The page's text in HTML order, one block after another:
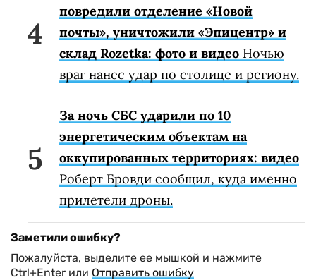
повредили отделение «Новой
почты», уничтожили «Эпицентр» и
склад Rozetka: фото и видео Ночью
враг нанес удар по столице и региону.
За ночь СБС ударили по 10
энергетическим объектам на
оккупированных территориях: видео
Роберт Бровди сообщил, куда именно
прилетели дроны.
Заметили ошибку?
Пожалуйста, выделите ее мышкой и нажмите
Ctrl+Enter или Отправить ошибку